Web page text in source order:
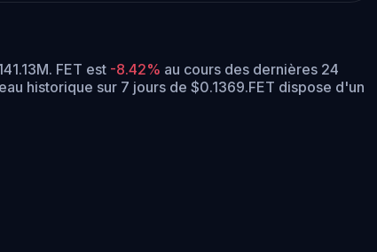
FET est -8.42% au cours des dernières 24
historique sur 7 jours de $0.1369.FET dispose d'un